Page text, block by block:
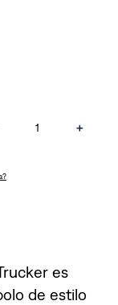
＋
es
de estilo